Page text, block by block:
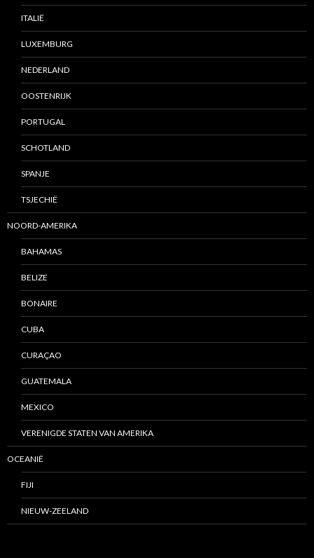
ITALIË
LUXEMBURG
NEDERLAND
OOSTENRIJK
PORTUGAL
SCHOTLAND
SPANJE
TSJECHIË
NOORD-AMERIKA
BAHAMAS
BELIZE
BONAIRE
CUBA
CURAÇAO
GUATEMALA
MEXICO
VERENIGDE STATEN VAN AMERIKA
OCEANIË
FIJI
NIEUW-ZEELAND